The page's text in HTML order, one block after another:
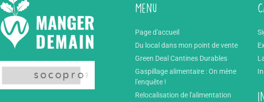
Menu
Page d'accueil
Du local dans mon point de vente
Green Deal Cantines Durables
Gaspillage alimentaire : On mène
l'enquête !
Relocalisation de l'alimentation